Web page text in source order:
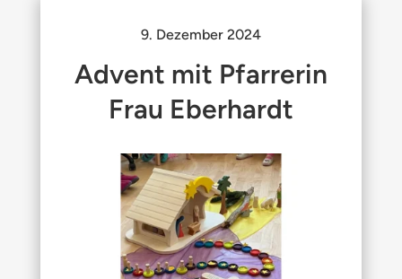
9. Dezember 2024
Advent mit Pfarrerin
Frau Eberhardt